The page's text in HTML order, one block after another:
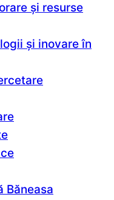
și resurse
și inovare în
Băneasa